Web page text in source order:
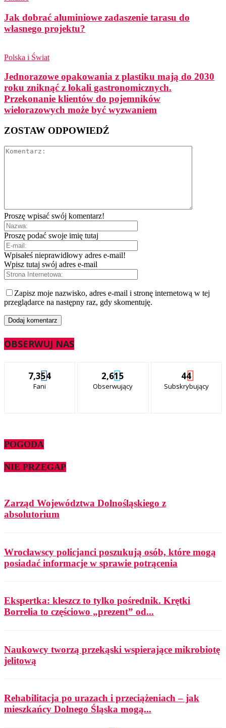
Jak dobrać aluminiowe zadaszenie tarasu do
własnego projektu?
Polska i Świat
Jednorazowe opakowania z plastiku mają do 2030
roku zniknąć z lokali gastronomicznych.
Przekonanie klientów do pojemników
wielorazowych może być wyzwaniem
ZOSTAW ODPOWIEDŹ
Proszę wpisać swój komentarz!
Proszę podać swoje imię tutaj
Wpisałeś nieprawidłowy adres e-mail!
Wpisz tutaj swój adres e-mail
Zapisz moje nazwisko, adres e-mail i stronę internetową w tej
przeglądarce na następny raz, gdy skomentuję.
OBSERWUJ NAS
7,354
Fani
2,615
Obserwujący
44
Subskrybujący
POGODA
NIE PRZEGAP
Zarząd Województwa Dolnośląskiego z
absolutorium
Wrocławscy policjanci poszukują osób, które mogą
posiadać informacje w sprawie potrącenia
Ekspertka: kleszcz to tylko pośrednik. Krętki
Borrelia to częściowo „prezent” od...
Naukowcy tworzą przekąski wspierające mikrobiotę
jelitową
Rehabilitacja po urazach i przeciążeniach – jak
mieszkańcy Dolnego Śląska mogą...